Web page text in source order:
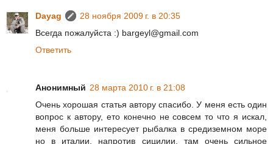
Dayag
28 ноября 2009 г. в 20:35
Всегда пожалуйста :) bargeyl@gmail.com
Ответить
Анонимный 28 марта 2010 г. в 21:08
Очень хорошая статья автору спасибо. У меня есть один
вопрос к автору, ето конечно не совсем то что я искал,
меня больше интересует рыбалка в средиземном море
но в италии, напротив сицилии, там очень сильное